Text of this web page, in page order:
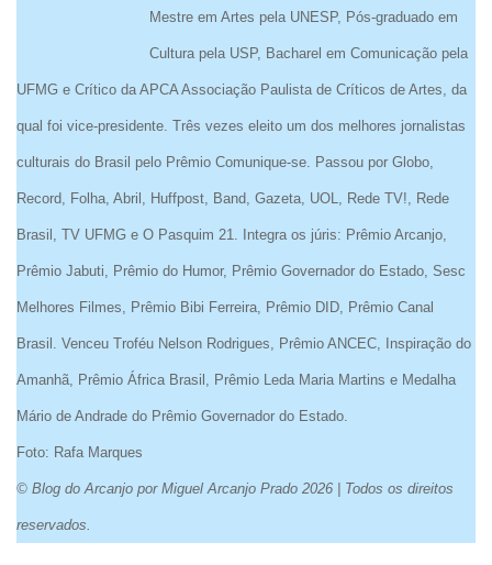
Mestre em Artes pela UNESP, Pós-graduado em
Cultura pela USP, Bacharel em Comunicação pela
UFMG e Crítico da APCA Associação Paulista de Críticos de Artes, da
qual foi vice-presidente. Três vezes eleito um dos melhores jornalistas
culturais do Brasil pelo Prêmio Comunique-se. Passou por Globo,
Record, Folha, Abril, Huffpost, Band, Gazeta, UOL, Rede TV!, Rede
Brasil, TV UFMG e O Pasquim 21. Integra os júris: Prêmio Arcanjo,
Prêmio Jabuti, Prêmio do Humor, Prêmio Governador do Estado, Sesc
Melhores Filmes, Prêmio Bibi Ferreira, Prêmio DID, Prêmio Canal
Brasil. Venceu Troféu Nelson Rodrigues, Prêmio ANCEC, Inspiração do
Amanhã, Prêmio África Brasil, Prêmio Leda Maria Martins e Medalha
Mário de Andrade do Prêmio Governador do Estado.
Foto: Rafa Marques
© Blog do Arcanjo por Miguel Arcanjo Prado 2026 | Todos os direitos
reservados.